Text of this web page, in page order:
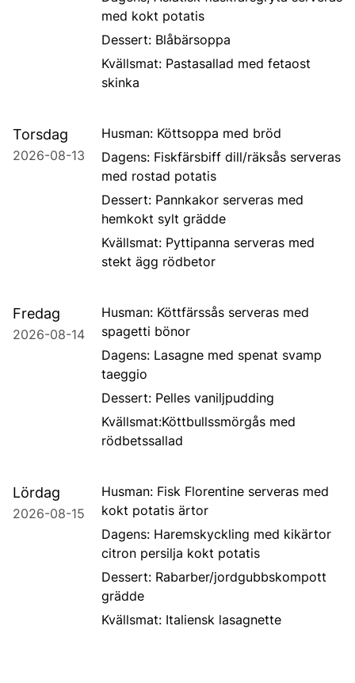
med kokt potatis
Dessert: Blåbärsoppa
Kvällsmat: Pastasallad med fetaost
skinka
Torsdag
2026-08-13
Husman: Köttsoppa med bröd
Dagens: Fiskfärsbiff dill/räksås serveras
med rostad potatis
Dessert: Pannkakor serveras med
hemkokt sylt grädde
Kvällsmat: Pyttipanna serveras med
stekt ägg rödbetor
Fredag
2026-08-14
Husman: Köttfärssås serveras med
spagetti bönor
Dagens: Lasagne med spenat svamp
taeggio
Dessert: Pelles vaniljpudding
Kvällsmat:Köttbullssmörgås med
rödbetssallad
Lördag
2026-08-15
Husman: Fisk Florentine serveras med
kokt potatis ärtor
Dagens: Haremskyckling med kikärtor
citron persilja kokt potatis
Dessert: Rabarber/jordgubbskompott
grädde
Kvällsmat: Italiensk lasagnette